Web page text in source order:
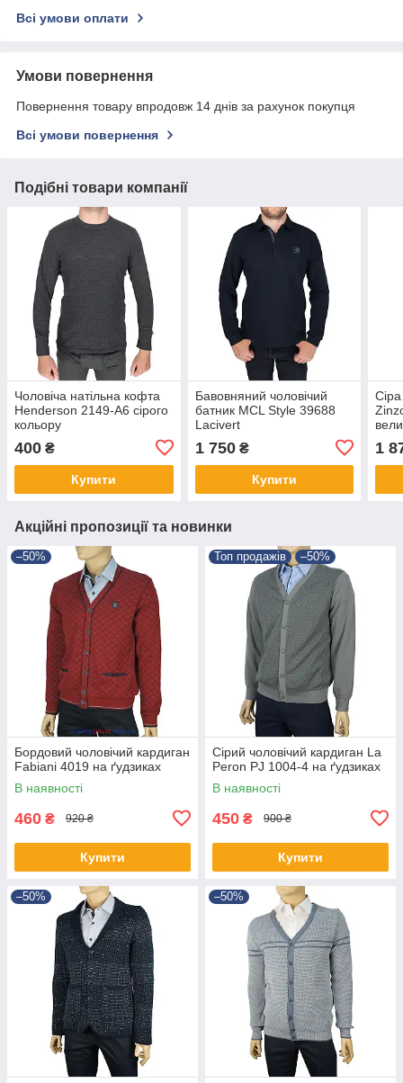
Всі умови оплати
Умови повернення
Повернення товару впродовж 14 днів за рахунок покупця
Всі умови повернення
Подібні товари компанії
Чоловіча натільна кофта
Henderson 2149-A6 сірого
кольору
400 ₴
Купити
Бавовняний чоловічий
батник MCL Style 39688
Lacivert
1 750₴
Купити
1
Акційні пропозиції та новинки
–50%
Бордовий чоловічий кардиган
Fabiani 4019 на ґудзиках
В наявності
460 ₴ 920 ₴
Купити
Топ продажів –50%
Сірий чоловічий кардиган La
Peron PJ 1004-4 на ґудзиках
В наявності
450 ₴ 900 ₴
Купити
–50% –50%